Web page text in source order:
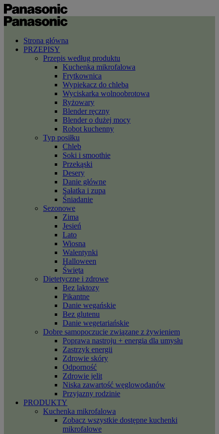
Strona główna
PRZEPISY
Przepis według produktu
Kuchenka mikrofalowa
Frytkownica
Wypiekacz do chleba
Wyciskarka wolnoobrotowa
Ryżowary
Blender ręczny
Blender o dużej mocy
Robot kuchenny
Typ posiłku
Chleb
Soki i smoothie
Przekąski
Desery
Danie główne
Sałatka i zupa
Śniadanie
Sezonowe
Zima
Jesień
Lato
Wiosna
Walentynki
Halloween
Święta
Dietetyczne i zdrowe
Bez laktozy
Pikantne
Danie wegańskie
Bez glutenu
Danie wegetariańskie
Dobre samopoczucie związane z żywieniem
Poprawa nastroju + energia dla umysłu
Zastrzyk energii
Zdrowie skóry
Odporność
Zdrowie jelit
Niska zawartość węglowodanów
Przyjazny rodzinie
PRODUKTY
Kuchenka mikrofalowa
Zobacz wszystkie dostępne kuchenki
mikrofalowe